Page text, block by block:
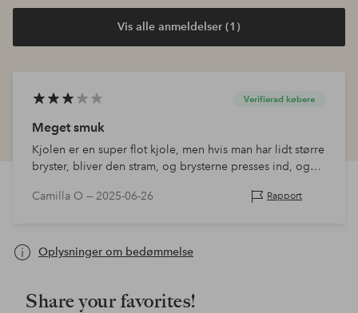
Vis alle anmeldelser (1)
Verifierad købere
Meget smuk
Kjolen er en super flot kjole, men hvis man har lidt større
bryster, bliver den stram, og brysterne presses ind, og
Camilla O — 2025-06-26 Rapport
Oplysninger om bedømmelse
Share your favorites!